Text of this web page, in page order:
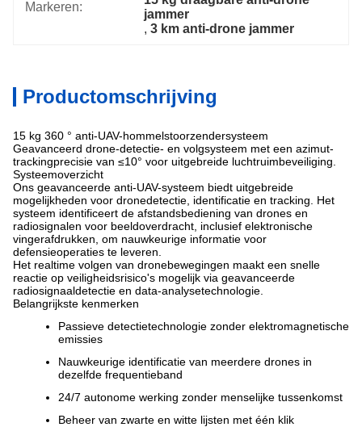
Markeren:
jammer
, 3 km anti-drone jammer
Productomschrijving
15 kg 360 ° anti-UAV-hommelstoorzendersysteem
Geavanceerd drone-detectie- en volgsysteem met een azimut-
trackingprecisie van ≤10° voor uitgebreide luchtruimbeveiliging.
Systeemoverzicht
Ons geavanceerde anti-UAV-systeem biedt uitgebreide
mogelijkheden voor dronedetectie, identificatie en tracking. Het
systeem identificeert de afstandsbediening van drones en
radiosignalen voor beeldoverdracht, inclusief elektronische
vingerafdrukken, om nauwkeurige informatie voor
defensieoperaties te leveren.
Het realtime volgen van dronebewegingen maakt een snelle
reactie op veiligheidsrisico's mogelijk via geavanceerde
radiosignaaldetectie en data-analysetechnologie.
Belangrijkste kenmerken
Passieve detectietechnologie zonder elektromagnetische
emissies
Nauwkeurige identificatie van meerdere drones in
dezelfde frequentieband
24/7 autonome werking zonder menselijke tussenkomst
Beheer van zwarte en witte lijsten met één klik